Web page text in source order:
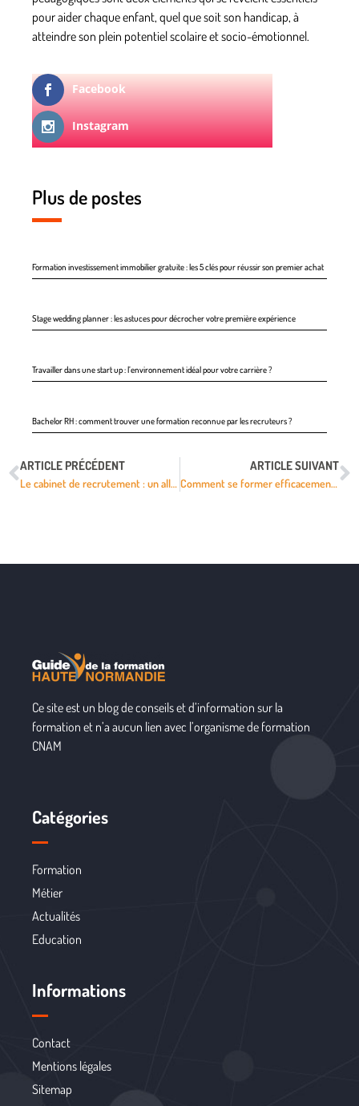
pour aider chaque enfant, quel que soit son handicap, à
atteindre son plein potentiel scolaire et socio-émotionnel.
Facebook
Instagram
Plus de postes
Formation investissement immobilier gratuite : les 5 clés pour réussir son premier achat
Stage wedding planner : les astuces pour décrocher votre première expérience
Travailler dans une start up : l’environnement idéal pour votre carrière ?
Bachelor RH : comment trouver une formation reconnue par les recruteurs ?
ARTICLE PRÉCÉDENT
Le cabinet de recrutement : un allié pour l’entreprise
ARTICLE SUIVANT
Comment se former efficacement à Microsoft Teams ?
Ce site est un blog de conseils et d’information sur la
formation et n’a aucun lien avec l’organisme de formation
CNAM
Catégories
Formation
Métier
Actualités
Education
Informations
Contact
Mentions légales
Sitemap